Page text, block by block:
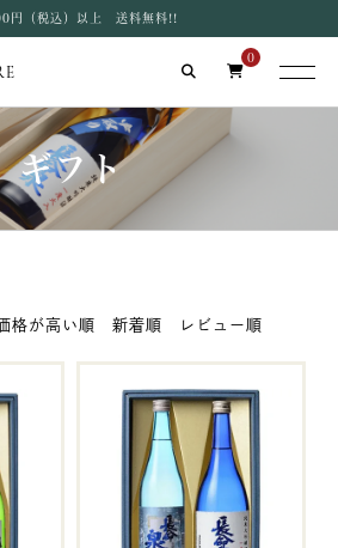
円（税込）以上 送料無料!!
0
ギフト
格が高い順 新着順 レビュー順